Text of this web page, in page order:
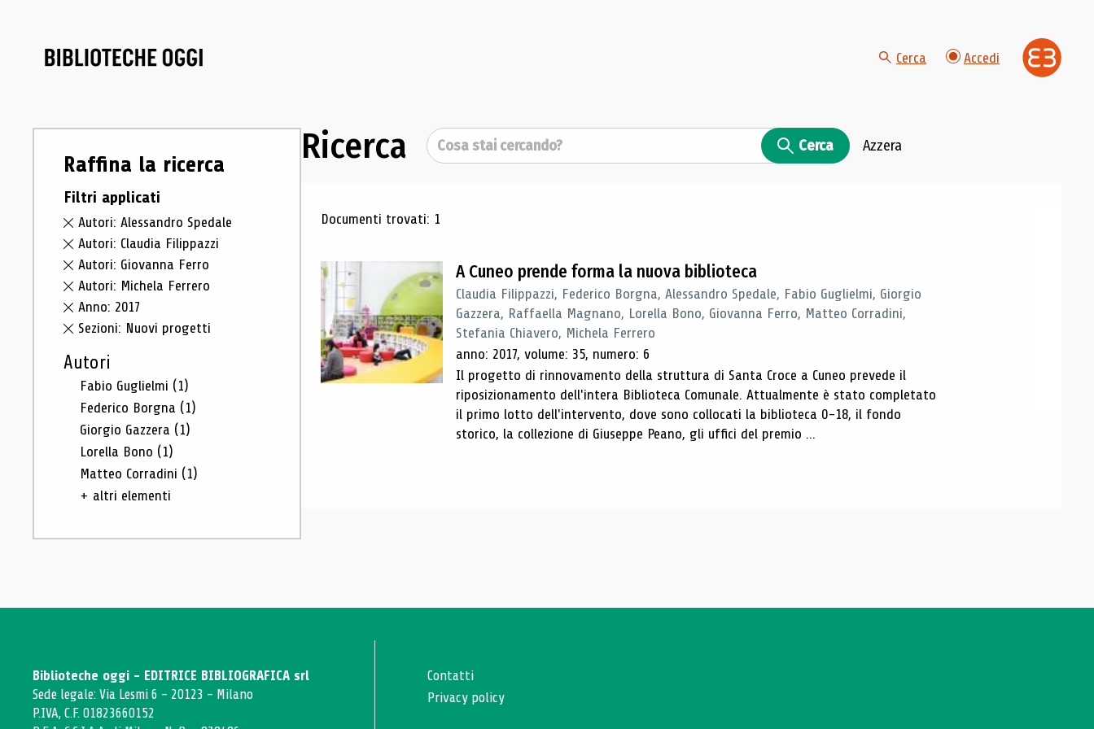
Cerca Accedi
Raffina la ricerca
Filtri applicati
Autori: Alessandro Spedale
Autori: Claudia Filippazzi
Autori: Giovanna Ferro
Autori: Michela Ferrero
Anno: 2017
Sezioni: Nuovi progetti
Autori
Fabio Guglielmi (1)
Federico Borgna (1)
Giorgio Gazzera (1)
Lorella Bono (1)
Matteo Corradini (1)
+ altri elementi
Ricerca Cerca Cerca Azzera
Risultati di ricerca
Documenti trovati: 1
A Cuneo prende forma la nuova biblioteca
Claudia Filippazzi, Federico Borgna, Alessandro Spedale, Fabio Guglielmi, Giorgio
Gazzera, Raffaella Magnano, Lorella Bono, Giovanna Ferro, Matteo Corradini,
Stefania Chiavero, Michela Ferrero
anno: 2017, volume: 35, numero: 6
Il progetto di rinnovamento della struttura di Santa Croce a Cuneo prevede il
riposizionamento dell'intera Biblioteca Comunale. Attualmente è stato completato
il primo lotto dell'intervento, dove sono collocati la biblioteca 0-18, il fondo
storico, la collezione di Giuseppe Peano, gli uffici del premio ...
Biblioteche oggi - EDITRICE BIBLIOGRAFICA srl
Sede legale: Via Lesmi 6 - 20123 - Milano
P.IVA, C.F. 01823660152
Contatti
Privacy policy